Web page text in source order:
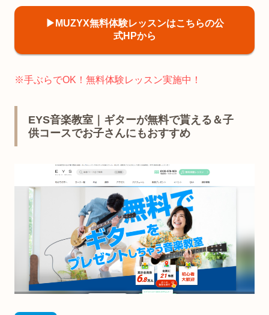
▶︎MUZYX無料体験レッスンはこちらの公
式HPから
※手ぶらでOK！無料体験レッスン実施中！
EYS音楽教室｜ギターが無料で貰える＆子
供コースでお子さんにもおすすめ